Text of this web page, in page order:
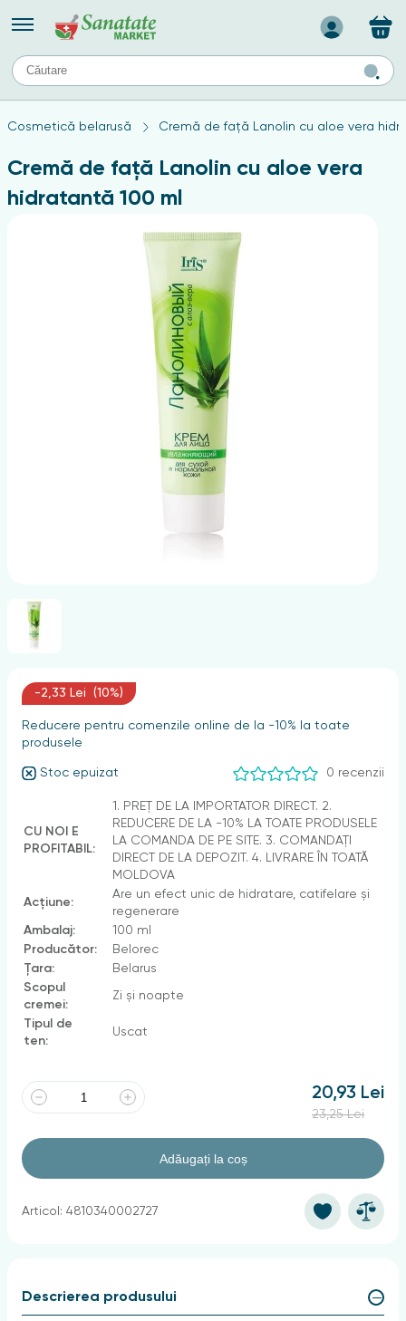
Назад
TIPURI DE TEN
Produse pentru ten mixt
Ten problematic
Produse pentru ten gras
Cosmetică belarusă Cremă de față Lanolin cu aloe vera
Cremă de față Lanolin cu aloe vera
hidratantă 100 ml
-2,33 Lei (10%)
Reducere pentru comenzile online de la -10% la toate
produsele
Stoc epuizat 0 recenzii
CU NOI E
PROFITABIL:
1. PREȚ DE LA IMPORTATOR DIRECT. 2.
REDUCERE DE LA -10% LA TOATE PRODUSELE
LA COMANDA DE PE SITE. 3. COMANDAȚI
DIRECT DE LA DEPOZIT. 4. LIVRARE ÎN TOATĂ
MOLDOVA
Acțiune:
Are un efect unic de hidratare, catifelare și
regenerare
Ambalaj:
100 ml
Producător:
Belorec
Țara:
Belarus
Scopul
cremei:
Zi şi noapte
Tipul de
ten:
Uscat
20,93 Lei
23,25 Lei
Adăugați la coș
Articol: 4810340002727
Descrierea produsului